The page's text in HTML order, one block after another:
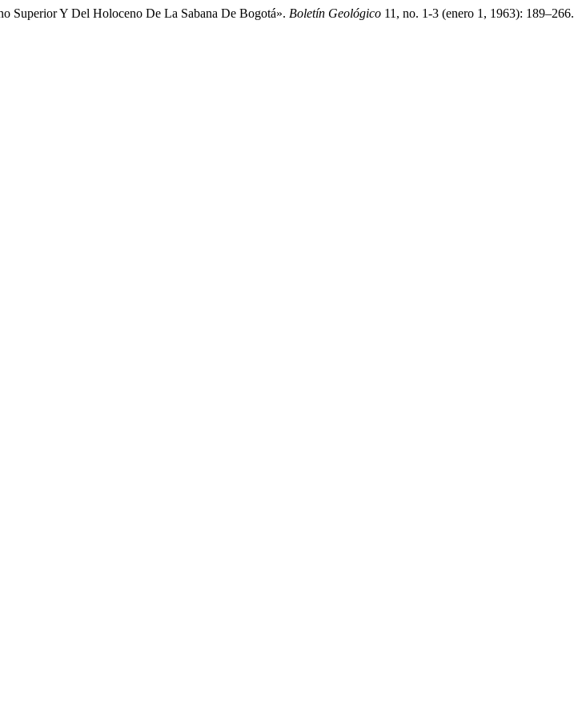
Superior Y Del Holoceno De La Sabana De Bogotá». Boletín Geológico 11, no. 1-3 (enero 1, 1963): 189–266.